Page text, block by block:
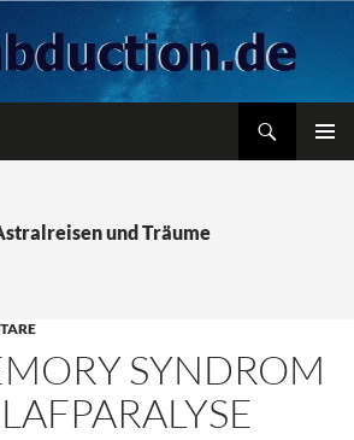
und Träume
SYNDROM